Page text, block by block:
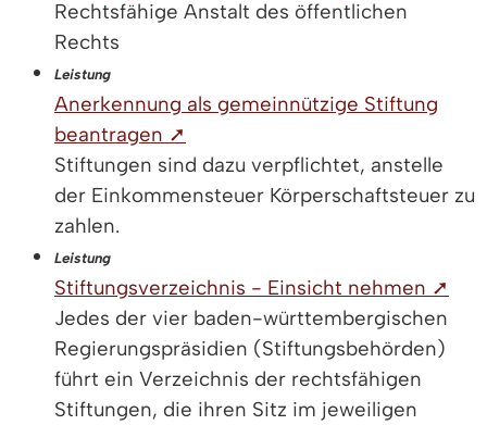
Rechtsfähige Anstalt des öffentlichen
Rechts
Leistung
Anerkennung als gemeinnützige Stiftung
beantragen ➚
Stiftungen sind dazu verpflichtet, anstelle
der Einkommensteuer Körperschaftsteuer zu
zahlen.
Leistung
Stiftungsverzeichnis - Einsicht nehmen ➚
Jedes der vier baden-württembergischen
Regierungspräsidien (Stiftungsbehörden)
führt ein Verzeichnis der rechtsfähigen
Stiftungen, die ihren Sitz im jeweiligen